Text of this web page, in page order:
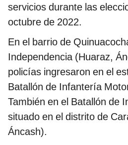
servicios durante las
octubre de 2022.
En el barrio de
Independencia (Huaraz,
policías ingresaron en el
Batallón de Infantería
También en el Batallón de
situado en el distrito de
Áncash).